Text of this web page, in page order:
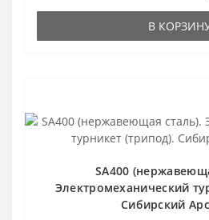
В
SA400
Электромеханический
Сибирский